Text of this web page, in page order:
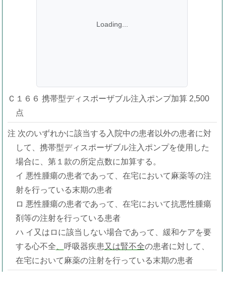
Loading...
Ｃ１６６ 携帯型ディスポーザブル注入ポンプ加算 2,500
点
注 次のいずれかに該当する入院中の患者以外の患者に対
して、携帯型ディスポーザブル注入ポンプを使用した
場合に、第１款の所定点数に加算する。
イ 悪性腫瘍の患者であって、在宅において麻薬等の注
射を行っている末期の患者
ロ 悪性腫瘍の患者であって、在宅において抗悪性腫瘍
剤等の注射を行っている患者
ハ イ又はロに該当しない場合であって、緩和ケアを要
する心不全
呼吸器疾患 又は腎不全の患者に対して、
在宅において麻薬の注射を行っている末期の患者